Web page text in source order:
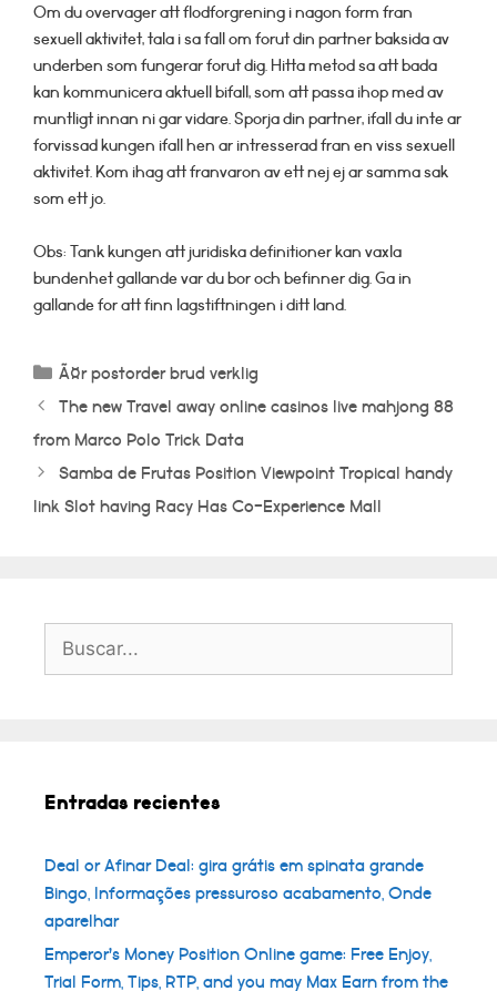
Om du overvager att flodforgrening i nagon form fran
sexuell aktivitet, tala i sa fall om forut din partner baksida av
underben som fungerar forut dig. Hitta metod sa att bada
kan kommunicera aktuell bifall, som att passa ihop med av
muntligt innan ni gar vidare. Sporja din partner, ifall du inte ar
forvissad kungen ifall hen ar intresserad fran en viss sexuell
aktivitet. Kom ihag att franvaron av ett nej ej ar samma sak
som ett jo.
Obs: Tank kungen att juridiska definitioner kan vaxla
bundenhet gallande var du bor och befinner dig. Ga in
gallande for att finn lagstiftningen i ditt land.
Categorías
Ã¤r postorder brud verklig
The new Travel away online casinos live mahjong 88
from Marco Polo Trick Data
Samba de Frutas Position Viewpoint Tropical handy
link Slot having Racy Has Co-Experience Mall
Buscar:
Entradas recientes
Deal or Afinar Deal: gira grátis em spinata grande
Bingo, Informações pressuroso acabamento, Onde
aparelhar
Emperor’s Money Position Online game: Free Enjoy,
Trial Form, Tips, RTP, and you may Max Earn from the